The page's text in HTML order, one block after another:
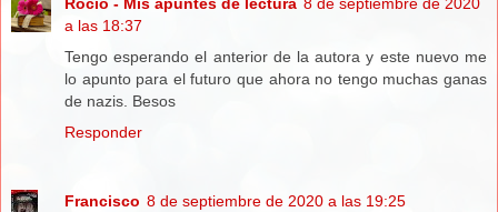
a las 18:37
Tengo esperando el anterior de la autora y este nuevo me
lo apunto para el futuro que ahora no tengo muchas ganas
de nazis. Besos
Responder
Francisco 8 de septiembre de 2020 a las 19:25